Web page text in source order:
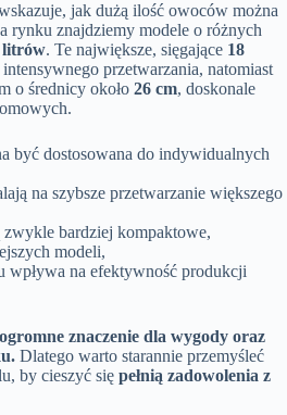
jak dużą ilość owoców można
rynku znajdziemy modele o różnych
litrów. Te największe, sięgające 18
przetwarzania, natomiast
o średnicy około 26 cm, doskonale
być dostosowana do indywidualnych
na szybsze przetwarzanie większego
zwykle bardziej kompaktowe,
modeli,
wpływa na efektywność produkcji
znaczenie dla wygody oraz
Dlatego warto starannie przemyśleć
by cieszyć się pełnią zadowolenia z